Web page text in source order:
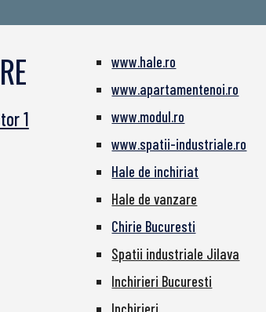
1
www.hale.ro
www.apartamentenoi.ro
www.modul.ro
www.spatii-industriale.ro
Hale de inchiriat
Hale de vanzare
Chirie Bucuresti
Spatii industriale Jilava
Inchirieri Bucuresti